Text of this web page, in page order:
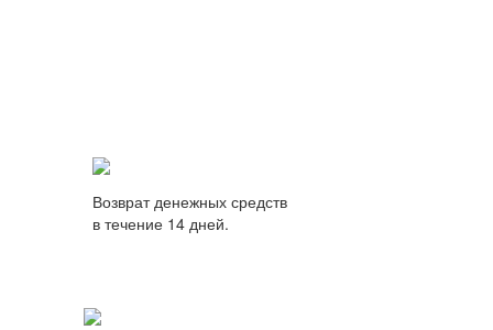
Возврат денежных средств
в течение 14 дней.